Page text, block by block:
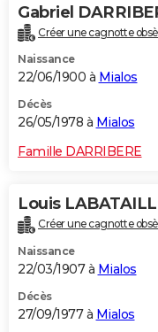
Gabriel
Créer une cagnotte
Naissance
22/06/1900 à Mialos
Décès
26/05/1978 à Mialos
Famille DARRIBERE
Louis
Créer une cagnotte
Naissance
22/03/1907 à Mialos
Décès
27/09/1977 à Mialos